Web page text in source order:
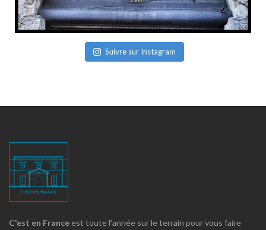
Suivre sur Instagram
C'est en France est toute l'année sur le terrain pour vous faire